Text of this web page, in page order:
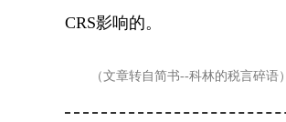
CRS影响的。
（文章转自简书--科林的税言碎语）